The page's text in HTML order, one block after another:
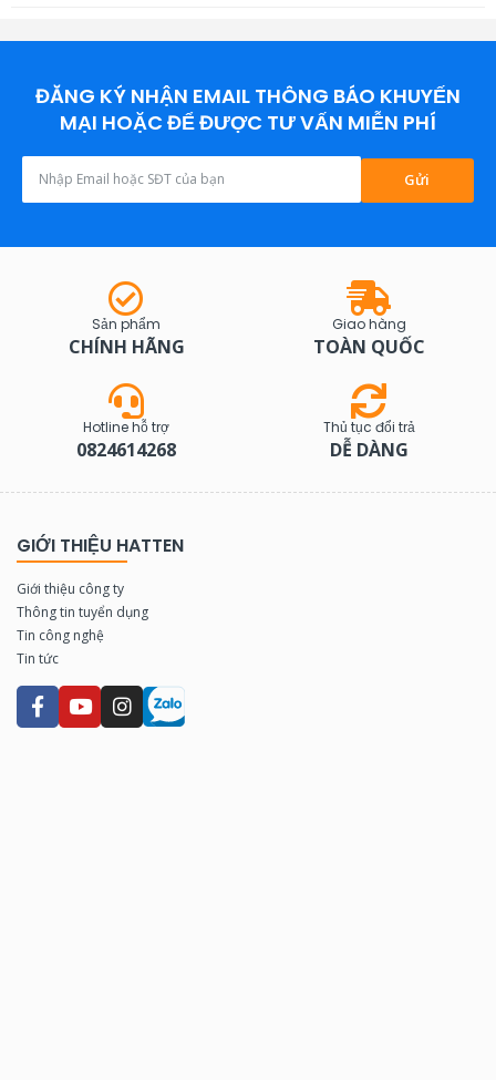
ĐĂNG KÝ NHẬN EMAIL THÔNG BÁO KHUYẾN
MẠI HOẶC ĐỂ ĐƯỢC TƯ VẤN MIỄN PHÍ
Gửi
Sản phẩm
CHÍNH HÃNG
Giao hàng
TOÀN QUỐC
Hotline hỗ trợ
0824614268
Thủ tục đổi trả
DỄ DÀNG
GIỚI THIỆU HATTEN
Giới thiệu công ty
Thông tin tuyển dụng
Tin công nghệ
Tin tức